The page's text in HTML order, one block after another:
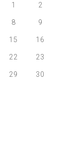
1 2
8 9
15 16
22 23
29 30